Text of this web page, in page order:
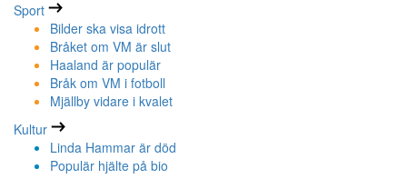
Sport
Bilder ska visa idrott
Bråket om VM är slut
Haaland är populär
Bråk om VM i fotboll
Mjällby vidare i kvalet
Kultur
Linda Hammar är död
Populär hjälte på bio